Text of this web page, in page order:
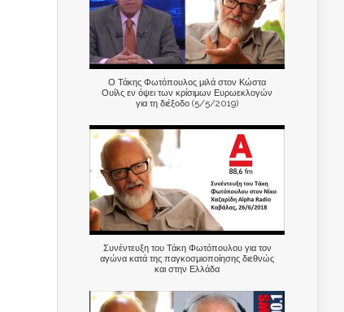
Ο Τάκης Φωτόπουλος μιλά στον Κώστα
Ουίλς εν όψει των κρίσιμων Ευρωεκλογών
για τη διέξοδο (5/5/2019)
Συνέντευξη του Τάκη Φωτόπουλου για τον
αγώνα κατά της παγκοσμιοποίησης διεθνώς
και στην Ελλάδα